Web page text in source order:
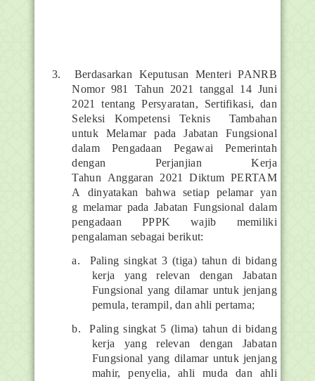
3.
Berdasarkan Keputusan Menteri PANRB
Nomor 981 Tahun 2021 tanggal 14 Juni
2021 tentang Persyaratan, Sertifikasi, dan
Seleksi Kompetensi Teknis
Tambahan
untuk Melamar pada Jabatan Fungsional
dalam Pengadaan Pegawai Pemerintah
dengan Perjanjian Kerja
Tahun
Anggaran 2021 Diktum PERTAM
A
dinyatakan bahwa setiap pelamar yan
g melamar pada Jabatan Fungsional dalam
pengadaan PPPK wajib memiliki
pengalaman sebagai berikut:
a.
Paling singkat 3 (tiga) tahun di bidang
kerja yang relevan dengan Jabatan
Fungsional yang dilamar untuk jenjang
pemula, terampil, dan ahli pertama;
b.
Paling singkat 5 (lima) tahun di bidang
kerja yang relevan dengan Jabatan
Fungsional yang dilamar untuk jenjang
mahir, penyelia, ahli muda dan ahli